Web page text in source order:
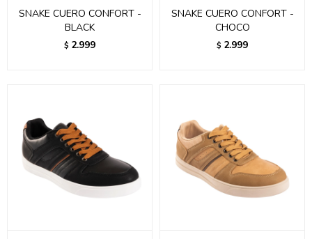
SNAKE CUERO CONFORT -
BLACK
$ 2.999
SNAKE CUERO CONFORT -
CHOCO
$ 2.999